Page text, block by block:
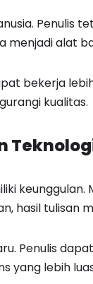
Penulis
menjadi alat
bekerja
kualitas.
hasil tulisan
Penulis
yang lebih